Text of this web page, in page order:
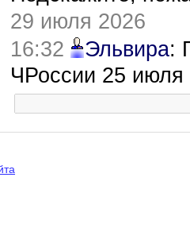
29 июля 2026
16:32
Эльвира:
ЧРоссии 25 июля